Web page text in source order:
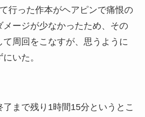
行った作本がヘアピンで痛恨の
メージが少なかったため、その
て周回をこなすが、思うように
いた。
まで残り1時間15分というとこ